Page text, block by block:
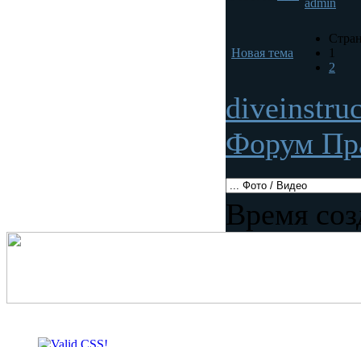
Новая тема
1
2
Форум
Время